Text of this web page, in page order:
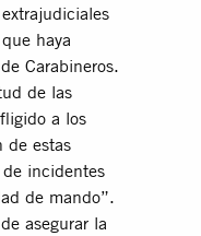
haya
Carabineros.
de las
a los
de estas
incidentes
de mando”.
asegurar la